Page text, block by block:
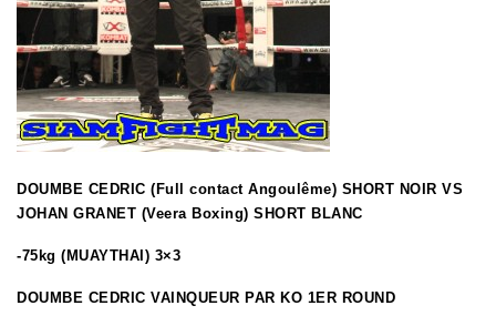
DOUMBE CEDRIC (Full contact Angoulême) SHORT NOIR VS
JOHAN GRANET (Veera Boxing) SHORT BLANC
-75kg (MUAYTHAI) 3×3
DOUMBE CEDRIC VAINQUEUR PAR KO 1ER ROUND